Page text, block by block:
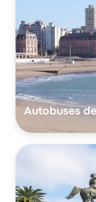
Autobuses